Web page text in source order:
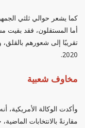
كما يشعر حوالي ثلثي
أما المستقلون، فقد بقيت
تقريبًا إلى شعورهم
2020.
مخاوف شعبية
وأكدت الوكالة الأمريكية،
مقارنةً بالانتخابات